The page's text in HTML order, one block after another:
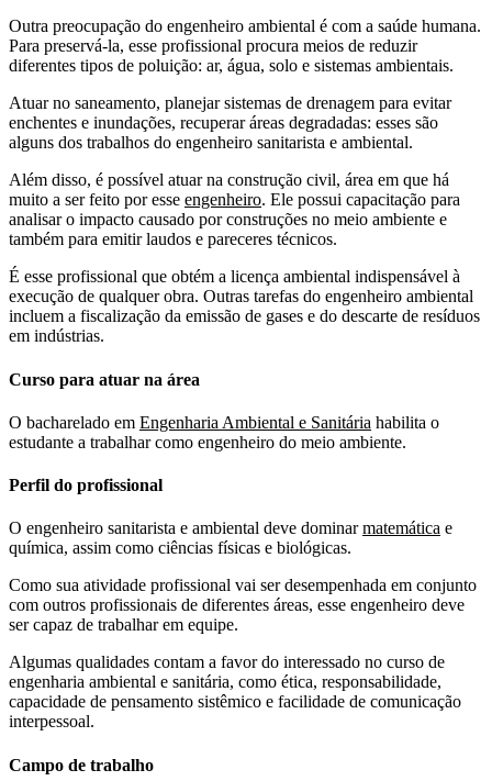
Outra preocupação do engenheiro ambiental é com a saúde humana.
Para preservá-la, esse profissional procura meios de reduzir
diferentes tipos de poluição: ar, água, solo e sistemas ambientais.
Atuar no saneamento, planejar sistemas de drenagem para evitar
enchentes e inundações, recuperar áreas degradadas: esses são
alguns dos trabalhos do engenheiro sanitarista e ambiental.
Além disso, é possível atuar na construção civil, área em que há
muito a ser feito por esse engenheiro. Ele possui capacitação para
analisar o impacto causado por construções no meio ambiente e
também para emitir laudos e pareceres técnicos.
É esse profissional que obtém a licença ambiental indispensável à
execução de qualquer obra. Outras tarefas do engenheiro ambiental
incluem a fiscalização da emissão de gases e do descarte de resíduos
em indústrias.
Curso para atuar na área
O bacharelado em Engenharia Ambiental e Sanitária habilita o
estudante a trabalhar como engenheiro do meio ambiente.
Perfil do profissional
O engenheiro sanitarista e ambiental deve dominarmatemática e
química, assim como ciências físicas e biológicas.
Como sua atividade profissional vai ser desempenhada em conjunto
com outros profissionais de diferentes áreas, esse engenheiro deve
ser capaz de trabalhar em equipe.
Algumas qualidades contam a favor do interessado no curso de
engenharia ambiental e sanitária, como ética, responsabilidade,
capacidade de pensamento sistêmico e facilidade de comunicação
interpessoal.
Campo de trabalho